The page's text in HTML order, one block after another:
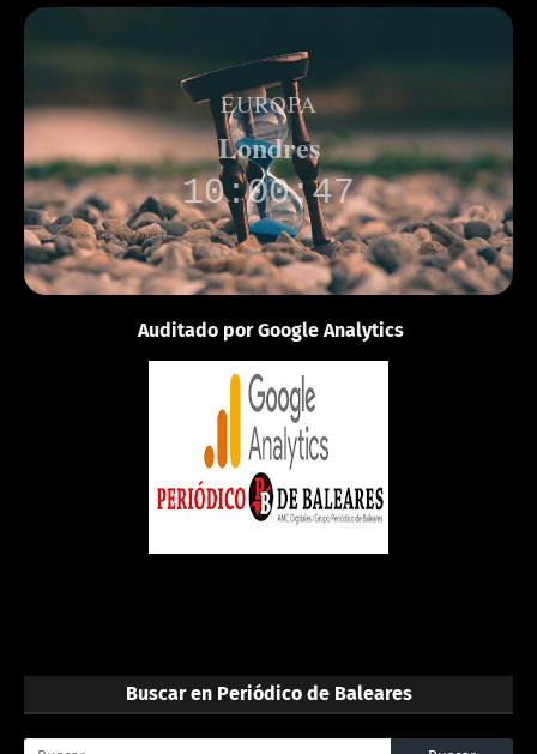
EUROPA
Londres
10:00:47
Auditado por Google Analytics
Buscar en Periódico de Baleares